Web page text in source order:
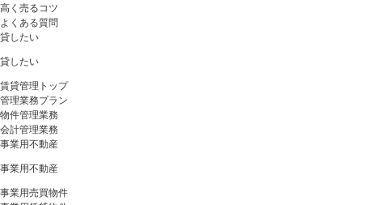
高く売るコツ
よくある質問
貸したい
貸したい
賃貸管理トップ
管理業務プラン
物件管理業務
会計管理業務
事業用不動産
事業用不動産
事業用売買物件